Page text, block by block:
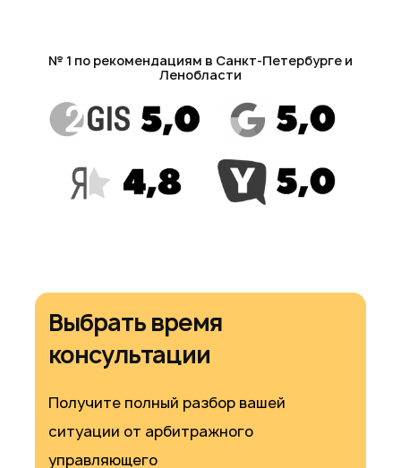
№ 1 по рекомендациям в Санкт-Петербурге и
Ленобласти
Выбрать время
консультации
Получите полный разбор вашей
ситуации от арбитражного
управляющего